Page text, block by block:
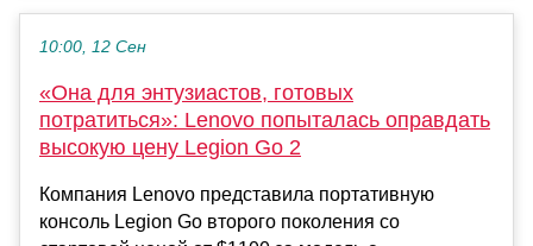
10:00, 12 Сен
«Она для энтузиастов, готовых
потратиться»: Lenovo попыталась оправдать
высокую цену Legion Go 2
Компания Lenovo представила портативную
консоль Legion Go второго поколения со